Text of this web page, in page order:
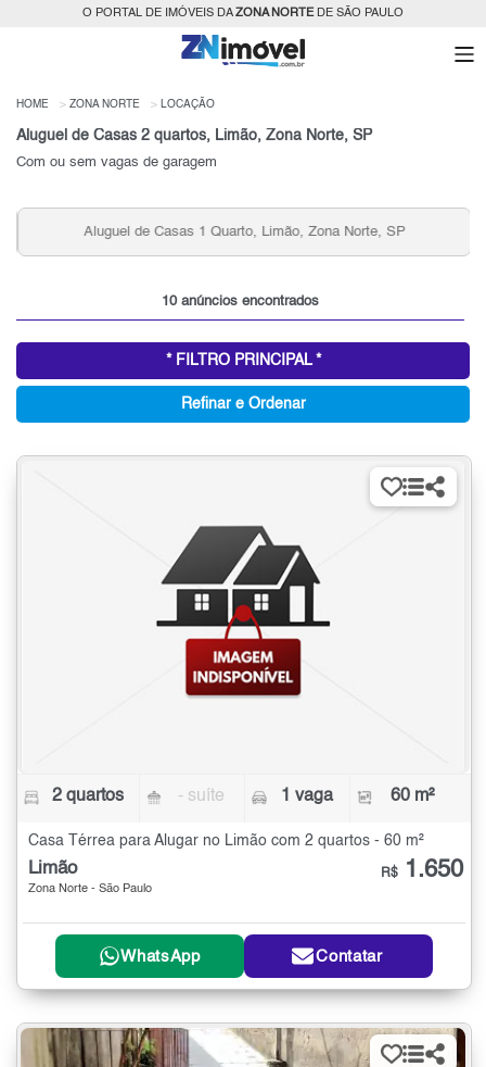
O PORTAL DE IMÓVEIS DAZONA NORTEDE SÃO PAULO
HOME ZONA NORTE LOCAÇÃO
Aluguel de Casas 2 quartos, Limão, Zona Norte, SP
Com ou sem vagas de garagem
Aluguel de Casas 1 Quarto, Limão, Zona Norte, SP
10 anúncios encontrados
* FILTRO PRINCIPAL *
Refinar e Ordenar
2 quartos - suíte 1 vaga 60 m²
Casa Térrea para Alugar no Limão com 2 quartos - 60 m²
Limão
Zona Norte - São Paulo
R$ 1.650
WhatsApp Contatar